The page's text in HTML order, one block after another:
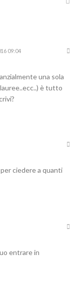
09:04
una sola
è tutto
ciedere a quanti
entrare in